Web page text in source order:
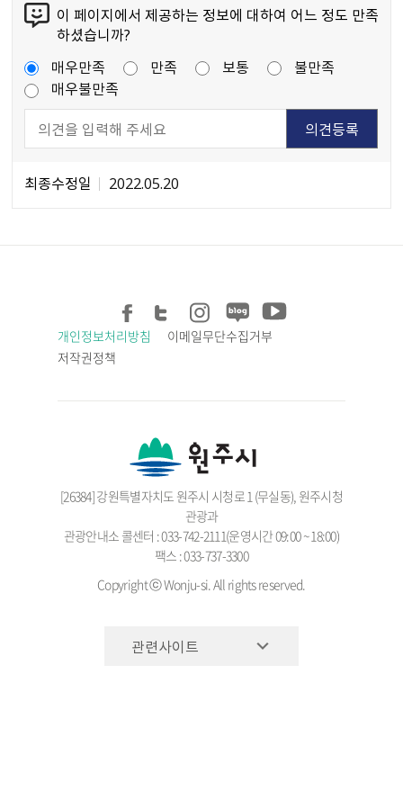
이 페이지에서 제공하는 정보에 대하여 어느 정도 만족
하셨습니까?
매우만족
만족 보통
불만족
매우불만족
최종수정일 2022.05.20
개인정보처리방침
이메일무단수집거부
저작권정책
[26384] 강원특별자치도 원주시 시청로 1 (무실동), 원주시청
관광과
관광안내소 콜센터 : 033-742-2111(운영시간 09:00 ~ 18:00)
팩스 : 033-737-3300
Copyright ⓒ Wonju-si. All rights reserved.
관련사이트